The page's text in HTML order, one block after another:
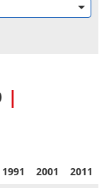
|
1991 2001 2011